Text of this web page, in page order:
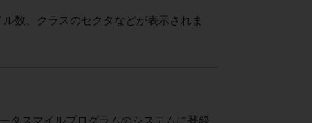
数、クラスのセクタなどが表示されま